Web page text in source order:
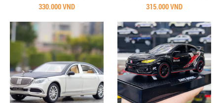
330.000 VND 315.000 VND